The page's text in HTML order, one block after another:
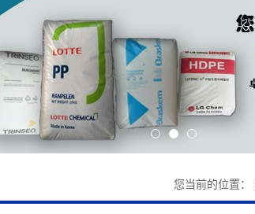
您当前的位置：